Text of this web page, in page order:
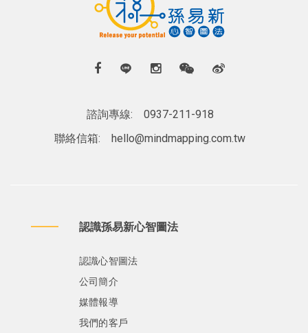
諮詢專線:
0937-211-918
聯絡信箱:
hello@mindmapping.com.tw
認識孫易新心智圖法
認識心智圖法
公司簡介
媒體報導
我們的客戶